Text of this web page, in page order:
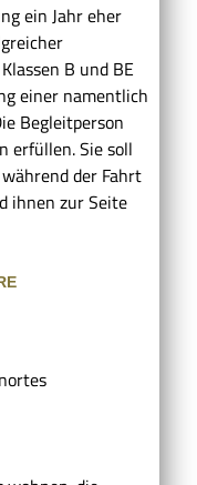
ein Jahr eher
B und BE
einer namentlich
Begleitperson
erfüllen.Sie soll
der Fahrt
ihnen zur Seite